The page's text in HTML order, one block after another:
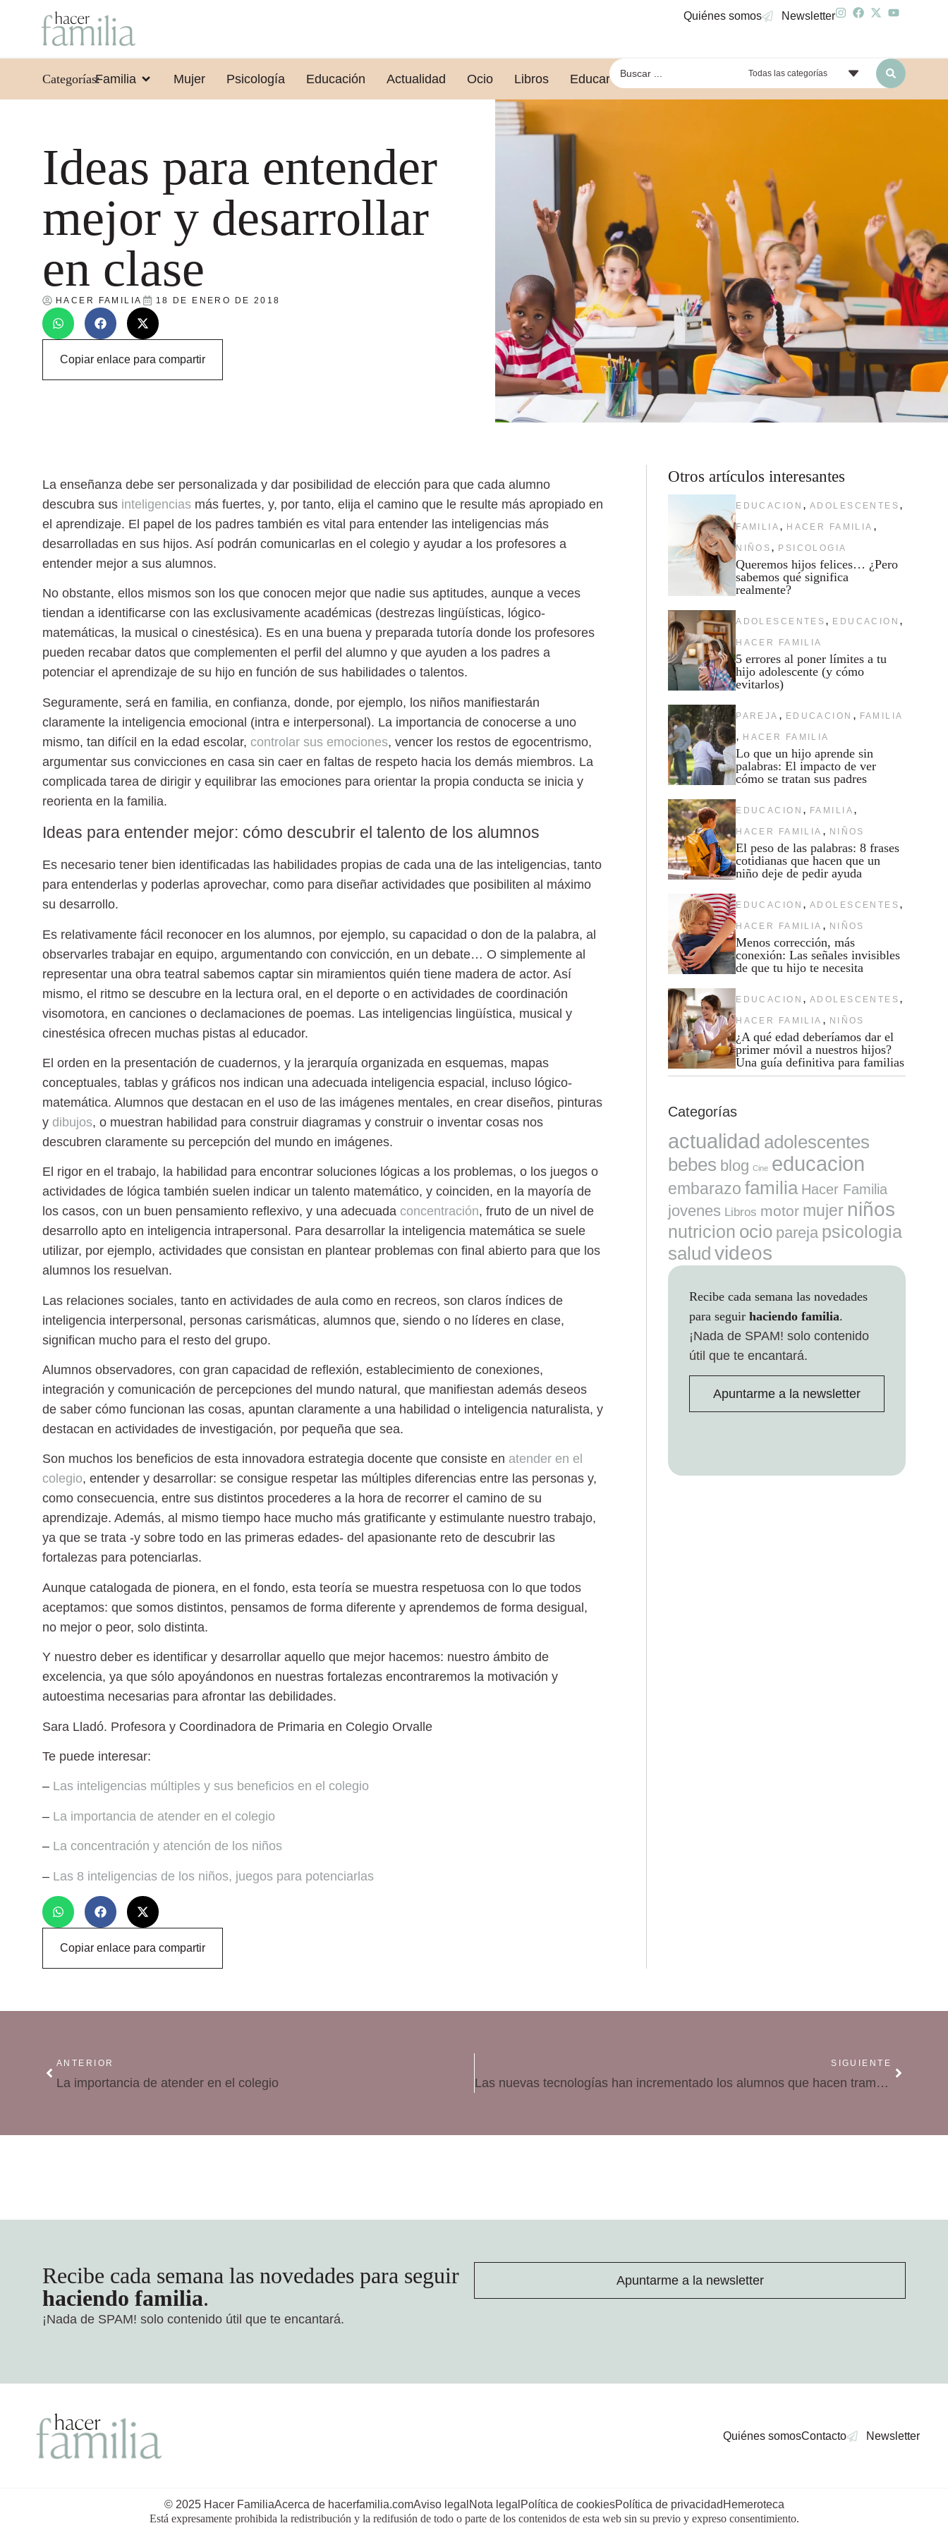
Quiénes somos Newsletter
Categorías:Familia Mujer Psicología Educación Actualidad Ocio Libros Educar leyendo Todas las categorías
Ideas para entender
mejor y desarrollar
en clase
HACER FAMILIA 18 DE ENERO DE 2018
Copiar enlace para compartir
La enseñanza debe ser personalizada y dar posibilidad de elección para que cada alumno
descubra sus inteligencias más fuertes, y, por tanto, elija el camino que le resulte más apropiado en
el aprendizaje. El papel de los padres también es vital para entender las inteligencias más
desarrolladas en sus hijos. Así podrán comunicarlas en el colegio y ayudar a los profesores a
entender mejor a sus alumnos.
No obstante, ellos mismos son los que conocen mejor que nadie sus aptitudes, aunque a veces
tiendan a identificarse con las exclusivamente académicas (destrezas lingüísticas, lógico-
matemáticas, la musical o cinestésica). Es en una buena y preparada tutoría donde los profesores
pueden recabar datos que complementen el perfil del alumno y que ayuden a los padres a
potenciar el aprendizaje de su hijo en función de sus habilidades o talentos.
Seguramente, será en familia, en confianza, donde, por ejemplo, los niños manifiestarán
claramente la inteligencia emocional (intra e interpersonal). La importancia de conocerse a uno
mismo, tan difícil en la edad escolar, controlar sus emociones, vencer los restos de egocentrismo,
argumentar sus convicciones en casa sin caer en faltas de respeto hacia los demás miembros. La
complicada tarea de dirigir y equilibrar las emociones para orientar la propia conducta se inicia y
reorienta en la familia.
Ideas para entender mejor: cómo descubrir el talento de los alumnos
Es necesario tener bien identificadas las habilidades propias de cada una de las inteligencias, tanto
para entenderlas y poderlas aprovechar, como para diseñar actividades que posibiliten al máximo
su desarrollo.
Es relativamente fácil reconocer en los alumnos, por ejemplo, su capacidad o don de la palabra, al
observarles trabajar en equipo, argumentando con convicción, en un debate… O simplemente al
representar una obra teatral sabemos captar sin miramientos quién tiene madera de actor. Así
mismo, el ritmo se descubre en la lectura oral, en el deporte o en actividades de coordinación
visomotora, en canciones o declamaciones de poemas. Las inteligencias lingüística, musical y
cinestésica ofrecen muchas pistas al educador.
El orden en la presentación de cuadernos, y la jerarquía organizada en esquemas, mapas
conceptuales, tablas y gráficos nos indican una adecuada inteligencia espacial, incluso lógico-
matemática. Alumnos que destacan en el uso de las imágenes mentales, en crear diseños, pinturas
y dibujos, o muestran habilidad para construir diagramas y construir o inventar cosas nos
descubren claramente su percepción del mundo en imágenes.
El rigor en el trabajo, la habilidad para encontrar soluciones lógicas a los problemas, o los juegos o
actividades de lógica también suelen indicar un talento matemático, y coinciden, en la mayoría de
los casos, con un buen pensamiento reflexivo, y una adecuada concentración, fruto de un nivel de
desarrollo apto en inteligencia intrapersonal. Para desarrollar la inteligencia matemática se suele
utilizar, por ejemplo, actividades que consistan en plantear problemas con final abierto para que los
alumnos los resuelvan.
Las relaciones sociales, tanto en actividades de aula como en recreos, son claros índices de
inteligencia interpersonal, personas carismáticas, alumnos que, siendo o no líderes en clase,
significan mucho para el resto del grupo.
Alumnos observadores, con gran capacidad de reflexión, establecimiento de conexiones,
integración y comunicación de percepciones del mundo natural, que manifiestan además deseos
de saber cómo funcionan las cosas, apuntan claramente a una habilidad o inteligencia naturalista, y
destacan en actividades de investigación, por pequeña que sea.
Son muchos los beneficios de esta innovadora estrategia docente que consiste en atender en el
colegio, entender y desarrollar: se consigue respetar las múltiples diferencias entre las personas y,
como consecuencia, entre sus distintos procederes a la hora de recorrer el camino de su
aprendizaje. Además, al mismo tiempo hace mucho más gratificante y estimulante nuestro trabajo,
ya que se trata -y sobre todo en las primeras edades- del apasionante reto de descubrir las
fortalezas para potenciarlas.
Aunque catalogada de pionera, en el fondo, esta teoría se muestra respetuosa con lo que todos
aceptamos: que somos distintos, pensamos de forma diferente y aprendemos de forma desigual,
no mejor o peor, solo distinta.
Y nuestro deber es identificar y desarrollar aquello que mejor hacemos: nuestro ámbito de
excelencia, ya que sólo apoyándonos en nuestras fortalezas encontraremos la motivación y
autoestima necesarias para afrontar las debilidades.
Sara Lladó. Profesora y Coordinadora de Primaria en Colegio Orvalle
Te puede interesar:
– Las inteligencias múltiples y sus beneficios en el colegio
– La importancia de atender en el colegio
– La concentración y atención de los niños
– Las 8 inteligencias de los niños, juegos para potenciarlas
Copiar enlace para compartir
Otros artículos interesantes
EDUCACION , ADOLESCENTES ,
FAMILIA , HACER FAMILIA ,
NIÑOS , PSICOLOGIA
Queremos hijos felices… ¿Pero
sabemos qué significa
realmente?
ADOLESCENTES , EDUCACION ,
HACER FAMILIA
5 errores al poner límites a tu
hijo adolescente (y cómo
evitarlos)
PAREJA , EDUCACION , FAMILIA
, HACER FAMILIA
Lo que un hijo aprende sin
palabras: El impacto de ver
cómo se tratan sus padres
EDUCACION , FAMILIA ,
HACER FAMILIA , NIÑOS
El peso de las palabras: 8 frases
cotidianas que hacen que un
niño deje de pedir ayuda
EDUCACION , ADOLESCENTES ,
HACER FAMILIA , NIÑOS
Menos corrección, más
conexión: Las señales invisibles
de que tu hijo te necesita
EDUCACION , ADOLESCENTES ,
HACER FAMILIA , NIÑOS
¿A qué edad deberíamos dar el
primer móvil a nuestros hijos?
Una guía definitiva para familias
Categorías
actualidad adolescentes
bebes blog Cine educacion
embarazo familia Hacer Familia
jovenes Libros motor mujer niños
nutricion ocio pareja psicologia
salud videos
Recibe cada semana las novedades
para seguir haciendo familia.
¡Nada de SPAM! solo contenido
útil que te encantará.
Apuntarme a la newsletter
ANTERIOR
La importancia de atender en el colegio
SIGUIENTE
Las nuevas tecnologías han incrementado los alumnos que hacen trampas
Recibe cada semana las novedades para seguir
haciendo familia.
¡Nada de SPAM! solo contenido útil que te encantará.
Apuntarme a la newsletter
Quiénes somosContacto Newsletter
© 2025 Hacer FamiliaAcerca de hacerfamilia.comAviso legal Nota legal Política de cookiesPolítica de privacidad Hemeroteca
Está expresamente prohibida la redistribución y la redifusión de todo o parte de los contenidos de esta web sin su previo y expreso consentimiento.